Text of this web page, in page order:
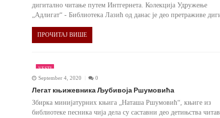
дигитално читање путем Интгернета. Колекција Удружење
„Адлигат“ - Библиотека Лазић од данас је део претраживе
ПРОЧИТАЈ ВИШЕ
VESTI
September 4, 2020 0
Легат књижевника Љубивоја Ршумовића
Збирка минијатурних књига „Наташа Ршумовић“, књиге из
библиотеке песника чија дела су саставни део детињства